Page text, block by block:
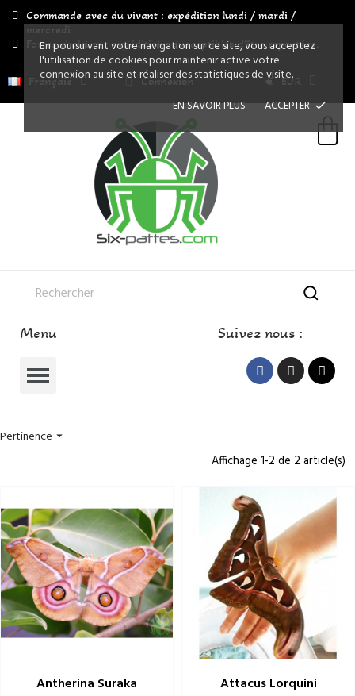
En poursuivant votre navigation sur ce site, vous acceptez
l'utilisation de cookies pour maintenir active votre
connexion au site et réaliser des statistiques de visite.
EN SAVOIR PLUS ACCEPTER done
Commande avec du vivant : expédition lundi / mardi /
mercredi
Fortes chaleurs : expéditions susceptibles d'être reportées.
Français Connexion € EUR
Menu Suivez nous :
Pertinence 
Affichage 1-2 de 2 article(s)
Antherina Suraka Attacus Lorquini